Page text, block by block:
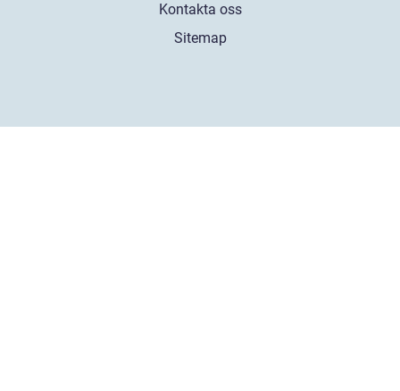
Kontakta oss
Sitemap